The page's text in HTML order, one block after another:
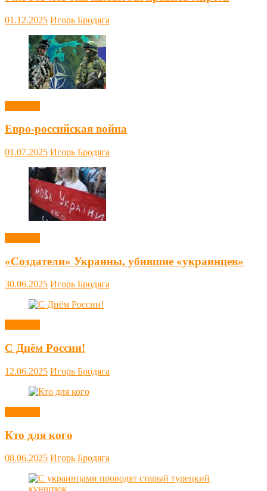
01.12.2025 Игорь Бродяга
Евро-российская война
01.07.2025 Игорь Бродяга
«Создатели» Украины, убившие «украинцев»
30.06.2025 Игорь Бродяга
С Днём России!
12.06.2025 Игорь Бродяга
Кто для кого
08.06.2025 Игорь Бродяга